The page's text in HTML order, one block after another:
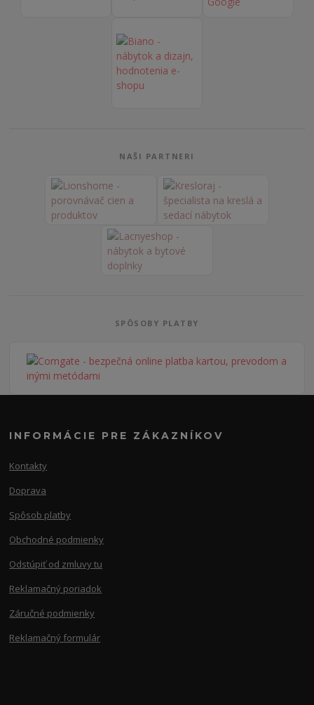
NAŠI PARTNERI
SPÔSOBY PLATBY
INFORMÁCIE PRE ZÁKAZNÍKOV
Kontakty
Doprava
Spôsob platby
Obchodné podmienky
Odstúpiť od zmluvy tu
Reklamačný poriadok
Záručné podmienky
Reklamačný formulár